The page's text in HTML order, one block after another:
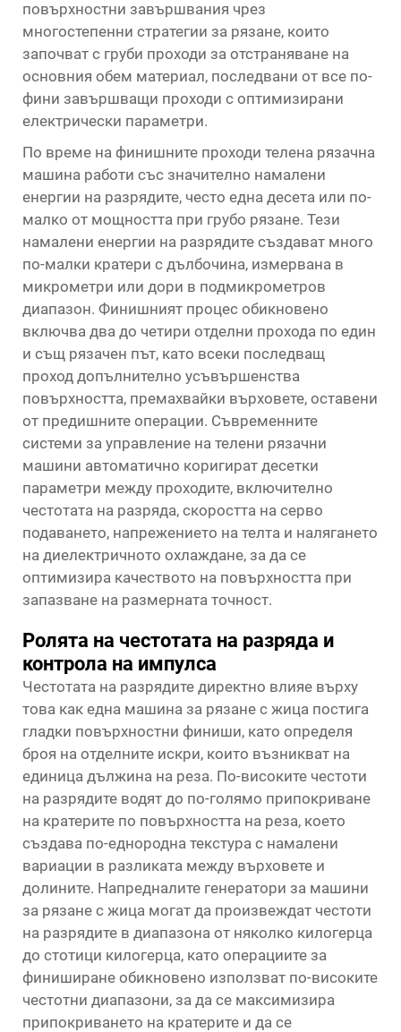
повърхностни завършвания чрез
многостепенни стратегии за рязане, които
започват с груби проходи за отстраняване на
основния обем материал, последвани от все по-
фини завършващи проходи с оптимизирани
електрически параметри.
По време на финишните проходи телена рязачна
машина работи със значително намалени
енергии на разрядите, често една десета или по-
малко от мощността при грубо рязане. Тези
намалени енергии на разрядите създават много
по-малки кратери с дълбочина, измервана в
микрометри или дори в подмикрометров
диапазон. Финишният процес обикновено
включва два до четири отделни прохода по един
и същ рязачен път, като всеки последващ
проход допълнително усъвършенства
повърхността, премахвайки върховете, оставени
от предишните операции. Съвременните
системи за управление на телени рязачни
машини автоматично коригират десетки
параметри между проходите, включително
честотата на разряда, скоростта на серво
подаването, напрежението на телта и налягането
на диелектричното охлаждане, за да се
оптимизира качеството на повърхността при
запазване на размерната точност.
Ролята на честотата на разряда и
контрола на импулса
Честотата на разрядите директно влияе върху
това как една машина за рязане с жица постига
гладки повърхностни финиши, като определя
броя на отделните искри, които възникват на
единица дължина на реза. По-високите честоти
на разрядите водят до по-голямо припокриване
на кратерите по повърхността на реза, което
създава по-еднородна текстура с намалени
вариации в разликата между върховете и
долините. Напредналите генератори за машини
за рязане с жица могат да произвеждат честоти
на разрядите в диапазона от няколко килогерца
до стотици килогерца, като операциите за
финиширане обикновено използват по-високите
честотни диапазони, за да се максимизира
припокриването на кратерите и да се